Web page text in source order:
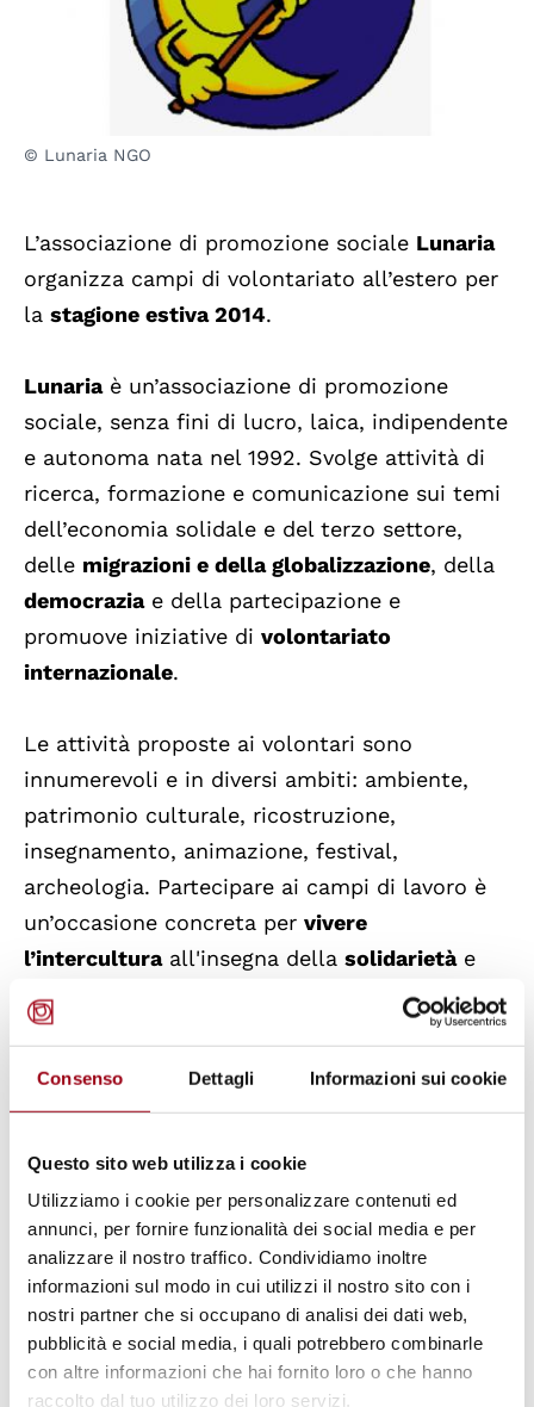
Consenso Dettagli Informazioni sui cookie
Questo sito web utilizza i cookie
Utilizziamo i cookie per personalizzare contenuti ed
annunci, per fornire funzionalità dei social media e per
analizzare il nostro traffico. Condividiamo inoltre
informazioni sul modo in cui utilizzi il nostro sito con i
nostri partner che si occupano di analisi dei dati web,
pubblicità e social media, i quali potrebbero combinarle
con altre informazioni che hai fornito loro o che hanno
raccolto dal tuo utilizzo dei loro servizi.
© Lunaria NGO
L’associazione di promozione sociale Lunaria
organizza campi di volontariato all’estero per
la stagione estiva 2014.
Lunariaè un’associazione di promozione
sociale, senza fini di lucro, laica, indipendente
e autonoma nata nel 1992. Svolge attività di
ricerca, formazione e comunicazione sui temi
dell’economia solidale e del terzo settore,
delle migrazioni e della globalizzazione, della
democraziae della partecipazione e
promuove iniziative di volontariato
internazionale.
Le attività proposte ai volontari sono
innumerevoli e in diversi ambiti: ambiente,
patrimonio culturale, ricostruzione,
insegnamento, animazione, festival,
archeologia. Partecipare ai campi di lavoro è
un’occasione concreta per vivere
l’interculturaall'insegna della solidarietàe
della
Per la stagione estiva 2014 Lunaria offre la
asiaticoe numerose altre mete.
Le iscrizioni sono aperte a tutti
. Per cercare i
progetti e iscriversi si possono visitare i link
indicati nel box sottostante.
Aggiornato il: 13.05.2014